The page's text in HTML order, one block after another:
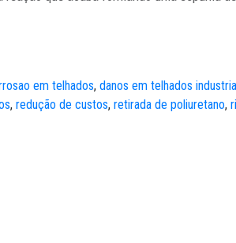
em telhados, danos em telhados
, redução de custos, retirada de poliuretano,